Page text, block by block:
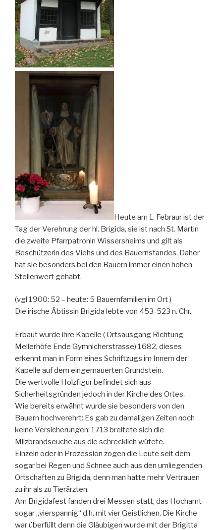
Heute am 1. Febraur ist der
Tag der Verehrung der hl. Brigida, sie ist nach St. Martin
die zweite Pfarrpatronin Wissersheims und gilt als
Beschützerin des Viehs und des Bauernstandes. Daher
hat sie besonders bei den Bauern immer einen hohen
Stellenwert gehabt.
(vgl 1900: 52 – heute: 5 Bauernfamilien im Ort )
Die irische Äbtissin Brigida lebte von 453-523 n. Chr.
Erbaut wurde ihre Kapelle ( Ortsausgang Richtung
Mellerhöfe Ende Gymnicherstrasse) 1682, dieses
erkennt man in Form eines Schriftzugs im Innern der
Kapelle auf dem eingemauerten Grundstein.
Die wertvolle Holzfigur befindet sich aus
Sicherheitsgründen jedoch in der Kirche des Ortes.
Wie bereits erwähnt wurde sie besonders von den
Bauern hochverehrt: Es gab zu damaligen Zeiten noch
keine Versicherungen: 1713 breitete sich die
Milzbrandseuche aus die schrecklich wütete.
Einzeln oder in Prozession zogen die Leute seit dem
sogar bei Regen und Schnee auch aus den umliegenden
Ortschaften zu Brigida, denn man hatte mehr Vertrauen
zu ihr als zu Tierärzten.
Am Brigidafest fanden drei Messen statt, das Hochamt
sogar „vierspannig“ d.h. mit vier Geistlichen. Die Kirche
war überfüllt denn die Gläubigen wurde mit der Brigitta